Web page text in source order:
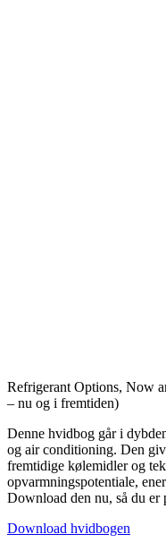
Refrigerant Options, Now
– nu og i fremtiden)
Denne hvidbog går i
og air conditioning. Den
fremtidige kølemidler og
opvarmningspotentiale,
Download den nu, så du
Download hvidbogen